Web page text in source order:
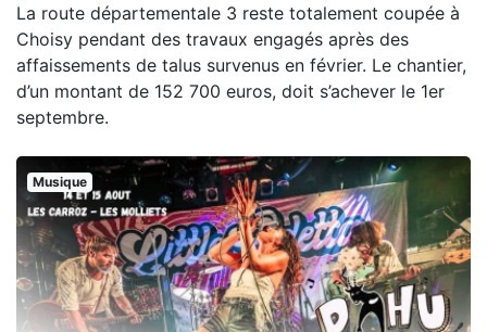
La route départementale 3 reste totalement coupée à
Choisy pendant des travaux engagés après des
affaissements de talus survenus en février. Le chantier,
d’un montant de 152 700 euros, doit s’achever le 1er
septembre.
Musique